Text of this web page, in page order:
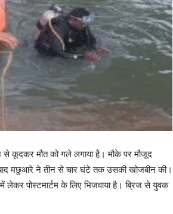
कूदकर मौत को गले लगाया है। मौके पर मौजूद
मछुआरे ने तीन से चार घंटे तक उसकी खोजबीन की।
पोस्टमार्टम के लिए भिजवाया है। ब्रिज से युवक